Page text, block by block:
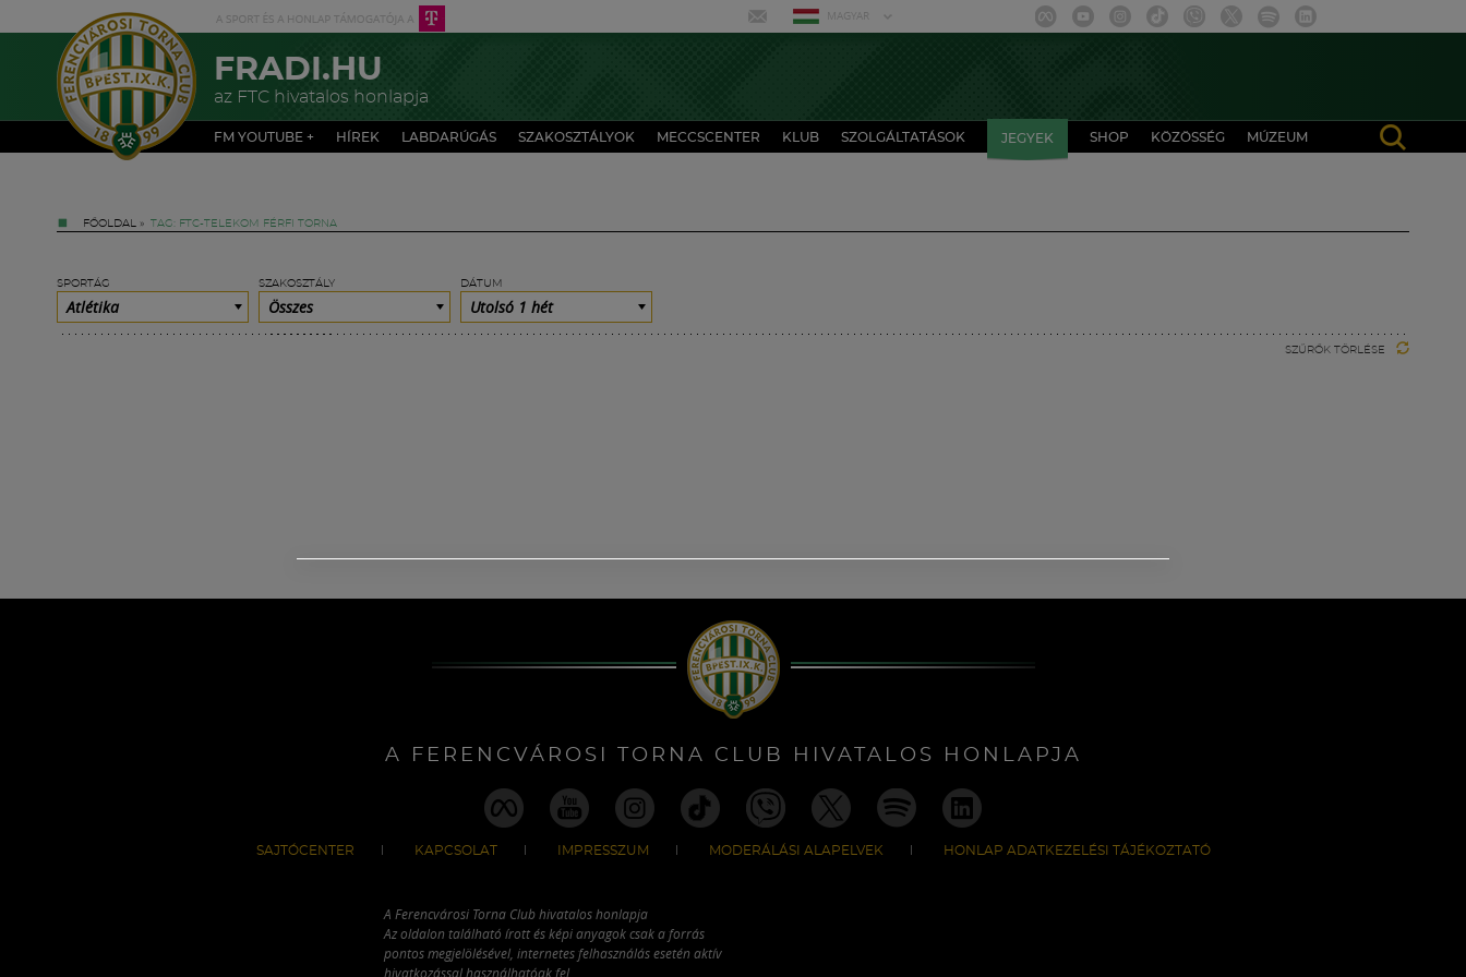
MAGYAR
FRADI.HU
az FTC hivatalos honlapja
FM YOUTUBE + HÍREK LABDARÚGÁS SZAKOSZTÁLYOK MECCSCENTER KLUB SZOLGÁLTATÁSOK JEGYEK SHOP KÖZÖSSÉG MÚZEUM
FŐOLDAL » TAG: FTC-TELEKOM FÉRFI TORNA
SPORTÁG
Atlétika
SZAKOSZTÁLY
Összes
DÁTUM
Utolsó 1 hét
SZŰRŐK TÖRLÉSE
A FERENCVÁROSI TORNA CLUB HIVATALOS HONLAPJA
SAJTÓCENTER KAPCSOLAT IMPRESSZUM MODERÁLÁSI ALAPELVEK HONLAP ADATKEZELÉSI TÁJÉKOZTATÓ
A Ferencvárosi Torna Club hivatalos honlapja
Az oldalon található írott és képi anyagok csak a forrás
pontos megjelölésével, internetes felhasználás esetén aktív
hivatkozással használhatóak fel.